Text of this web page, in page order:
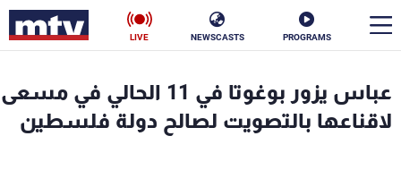
PROGRAMS
NEWSCASTS
LIVE
عباس يزور بوغوتا في 11 الحالي في مسعى
لاقناعها بالتصويت لصالح دولة فلسطين
الأخبار